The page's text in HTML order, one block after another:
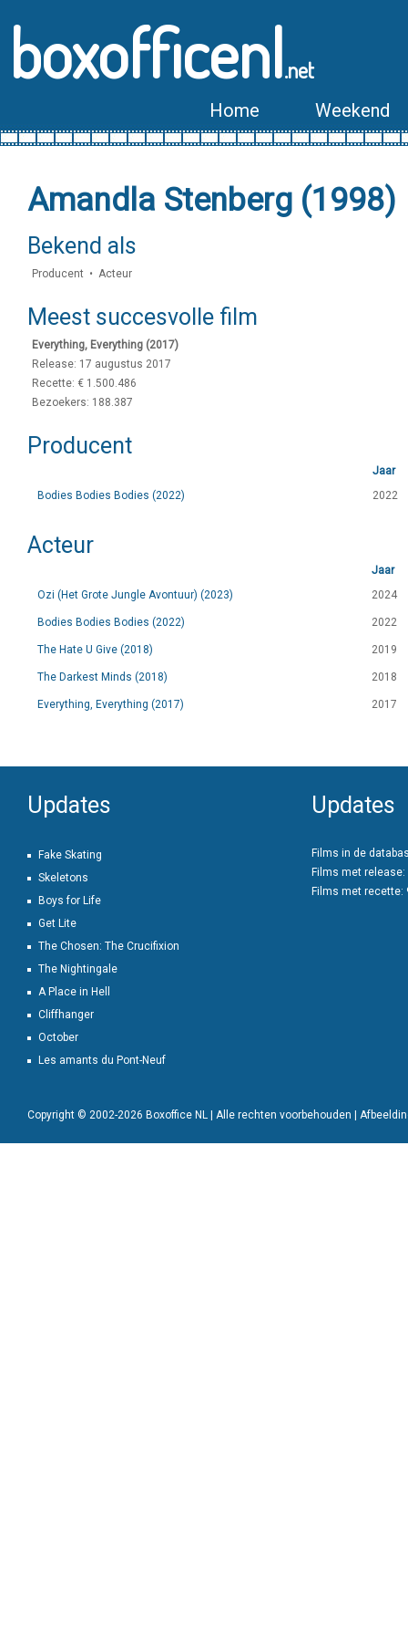
boxofficenl.net
Home Weekend
Amandla Stenberg (1998)
Bekend als
Producent • Acteur
Meest succesvolle film
Everything, Everything (2017)
Release: 17 augustus 2017
Recette: € 1.500.486
Bezoekers: 188.387
Producent
Jaar
Bodies Bodies Bodies (2022)
2022
Acteur
Jaar
Ozi (Het Grote Jungle Avontuur) (2023)
2024
Bodies Bodies Bodies (2022) 2022
The Hate U Give (2018) 2019
The Darkest Minds (2018) 2018
Everything, Everything (2017) 2017
Updates
Fake Skating
Skeletons
Boys for Life
Get Lite
The Chosen: The Crucifixion
The Nightingale
A Place in Hell
Cliffhanger
October
Les amants du Pont-Neuf
Updates
Films in de
Films met release:
Films met recette:
Copyright © 2002-2026 Boxoffice NL | Alle rechten voorbehouden |